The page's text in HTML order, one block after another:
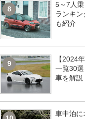
8
5～7人
ランキ
も紹介
9
【2024
一覧30
車を解説
車中泊に